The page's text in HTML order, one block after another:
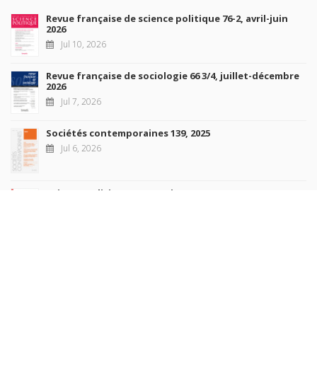
Revue française de science politique 76-2, avril-juin
2026
Jul 10, 2026
Revue française de sociologie 66 3/4, juillet-décembre
2026
Jul 7, 2026
Sociétés contemporaines 139, 2025
Jul 6, 2026
Raisons politiques 102, mai 2026